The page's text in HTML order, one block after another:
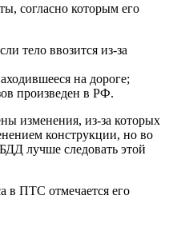
согласно которым его
тело ввозится из-за
на дороге;
произведен в РФ.
изменения, из-за которых
конструкции, но во
лучше следовать этой
в ПТС отмечается его